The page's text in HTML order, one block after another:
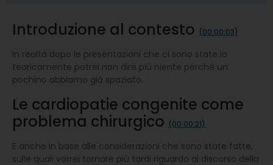
Introduzione al contesto (00:00:03)
In realtà dopo le presentazioni che ci sono state io
teoricamente potrei non dire più niente perché un
pochino abbiamo già spaziato.
Le cardiopatie congenite come
problema chirurgico (00:00:21)
E anche in base alle considerazioni che sono state fatte,
sulle quali vorrei tornare più tardi riguardo al discorso della